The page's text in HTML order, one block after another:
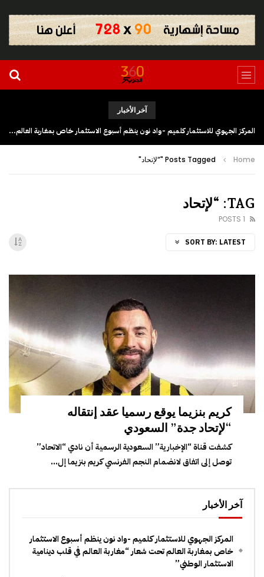
آخر الأخبار
فتح باب الترشيح للاستفادة من برنامج ACT للتكوين في مهن السينما والسمعي البصري بجهة كلميم وادنون
Home Posts Tagged "“لإتحاد"
TAG: “لإتحاد
1 POSTS
SORT BY: LATEST
كريم بنزيما يوقع رسميا عقد إنتقاله
“لإتحاد جدة” السعودي
كشفت قناة “الإخبارية” السعودية الرسمية أن نادي “الاتحاد”
توصل إلى اتفاق لانضمام النجم الفرنسي كريم بنزيما إل...
آخر الأخبار
المركز الجهوي للاستثمار كلميم -واد نون ينظم أسبوع الاستثمار
خاص بمغاربة العالم تحت شعار “مغاربة العالم في قلب دينامية
الاستثمار الوطني”